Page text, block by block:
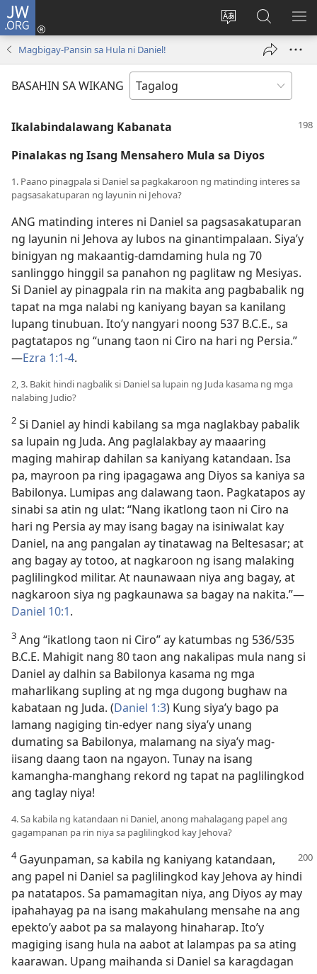
JW.ORG
Baguhin
ng
Mag-
log
bubukas
sa
JW.ORG
Magbigay-Pansin sa Hula ni Daniel!
BASAHIN SA WIKANG
Ikalabindalawang Kabanata
Pinalakas ng Isang Mensahero Mula sa Diyos
1. Paano pinagpala si Daniel sa pagkakaroon ng matinding interes sa
pagsasakatuparan ng layunin ni Jehova?
ANG matinding interes ni Daniel sa pagsasakatuparan
ng layunin ni Jehova ay lubos na ginantimpalaan. Siya’y
binigyan ng makaantig-damdaming hula ng 70
sanlinggo hinggil sa panahon ng paglitaw ng Mesiyas.
Si Daniel ay pinagpala rin na makita ang pagbabalik ng
tapat na mga nalabi ng kaniyang bayan sa kanilang
lupang tinubuan. Ito’y nangyari noong 537 B.C.E., sa
pagtatapos ng “unang taon ni Ciro na hari ng Persia.”​
—Ezra 1:1-4.
2, 3. Bakit hindi nagbalik si Daniel sa lupain ng Juda kasama ng mga
nalabing Judio?
2 Si Daniel ay hindi kabilang sa mga naglakbay pabalik
sa lupain ng Juda. Ang paglalakbay ay maaaring
maging mahirap dahilan sa kaniyang katandaan. Isa
pa, mayroon pa ring ipagagawa ang Diyos sa kaniya sa
Babilonya. Lumipas ang dalawang taon. Pagkatapos ay
sinabi sa atin ng ulat: “Nang ikatlong taon ni Ciro na
hari ng Persia ay may isang bagay na isiniwalat kay
Daniel, na ang pangalan ay tinatawag na Beltesasar; at
ang bagay ay totoo, at nagkaroon ng isang malaking
paglilingkod militar. At naunawaan niya ang bagay, at
nagkaroon siya ng pagkaunawa sa bagay na nakita.”​—
Daniel 10:1.
3 Ang “ikatlong taon ni Ciro” ay katumbas ng 536/535
B.C.E. Mahigit nang 80 taon ang nakalipas mula nang si
Daniel ay dalhin sa Babilonya kasama ng mga
maharlikang supling at ng mga dugong bughaw na
kabataan ng Juda. (Daniel 1:3) Kung siya’y bago pa
lamang nagiging tin-edyer nang siya’y unang
dumating sa Babilonya, malamang na siya’y mag-
iisang daang taon na ngayon. Tunay na isang
kamangha-manghang rekord ng tapat na paglilingkod
ang taglay niya!
4. Sa kabila ng katandaan ni Daniel, anong mahalagang papel ang
gagampanan pa rin niya sa paglilingkod kay Jehova?
4Gayunpaman, sa kabila ng kaniyang katandaan,
ang papel ni Daniel sa paglilingkod kay Jehova ay hindi
pa natatapos. Sa pamamagitan niya, ang Diyos ay may
ipahahayag pa na isang makahulang mensahe na ang
epekto’y aabot pa sa malayong hinaharap. Ito’y
magiging isang hula na aabot at lalampas pa sa ating
kaarawan. Upang maihanda si Daniel sa karagdagan